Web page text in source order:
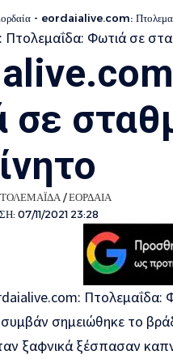
- eordaialive.com:
σε
07/11/2021 23:28
/ ΕΟΡΔΑΙΑ
Πτολεμαΐδα:
σημειώθηκε το
ξαφνικά ξέσπασαν